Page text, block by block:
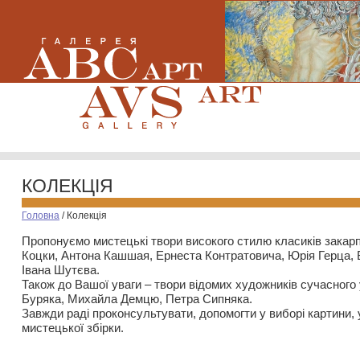
КОЛЕКЦІЯ
Головна / Колекція
Пропонуємо мистецькі твори високого стилю класиків
Коцки, Антона Кашшая, Ернеста Контратовича, Юрія
Івана Шутєва.
Також до Вашої уваги – твори відомих художників
Буряка, Михайла Демцю, Петра Сипняка.
Завжди раді проконсультувати, допомогти у виборі картини,
мистецької збірки.